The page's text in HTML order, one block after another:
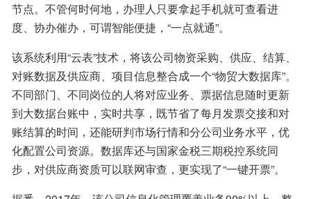
节点。不管何时何地，办理人只要拿起手机就可查看进
度、协办催办，可谓智能便捷，“一点就通”。
该系统利用“云表”技术，将该公司物资采购、供应、结算、
对账数据及供应商、项目信息整合成一个“物贸大数据库”。
不同部门、不同岗位的人将对应业务、票据信息随时更新
到大数据台账中，实时共享，既节省了每月发票交接和对
账结算的时间，还能研判市场行情和分公司业务水平，优
化配置公司资源。数据库还与国家金税三期税控系统同
步，对供应商资质可以联网审查，更实现了“一键开票”。